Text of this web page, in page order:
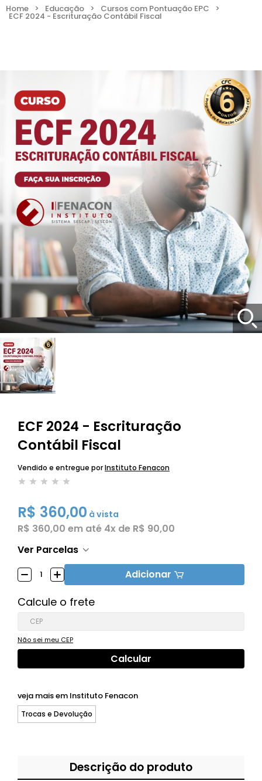
Home > Educação > Cursos com Pontuação EPC >
ECF 2024 - Escrituração Contábil Fiscal
ECF 2024 - Escrituração
Contábil Fiscal
Vendido e entregue porInstituto Fenacon
R$ 360,00 à vista
R$ 360,00 em até 4x de R$ 90,00
Ver Parcelas
Adicionar
Calcule o frete
Não sei meu CEP
veja mais em Instituto Fenacon
Trocas e Devolução
Descrição do produto